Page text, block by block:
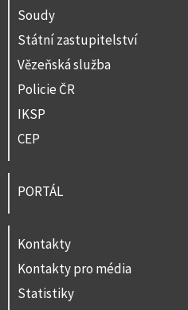
Soudy
Státní zastupitelství
Vězeňská služba
Policie ČR
IKSP
CEP
PORTÁL
Kontakty
Kontakty pro média
Statistiky